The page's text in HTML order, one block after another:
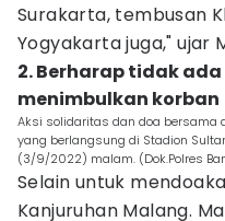
Surakarta, tembusan
Yogyakarta juga," ujar
2. Berharap tidak
menimbulkan korban
Aksi solidaritas dan doa bersama
yang berlangsung di Stadion
(3/9/2022) malam. (Dok.Polres
Selain untuk
Kanjuruhan Malang.